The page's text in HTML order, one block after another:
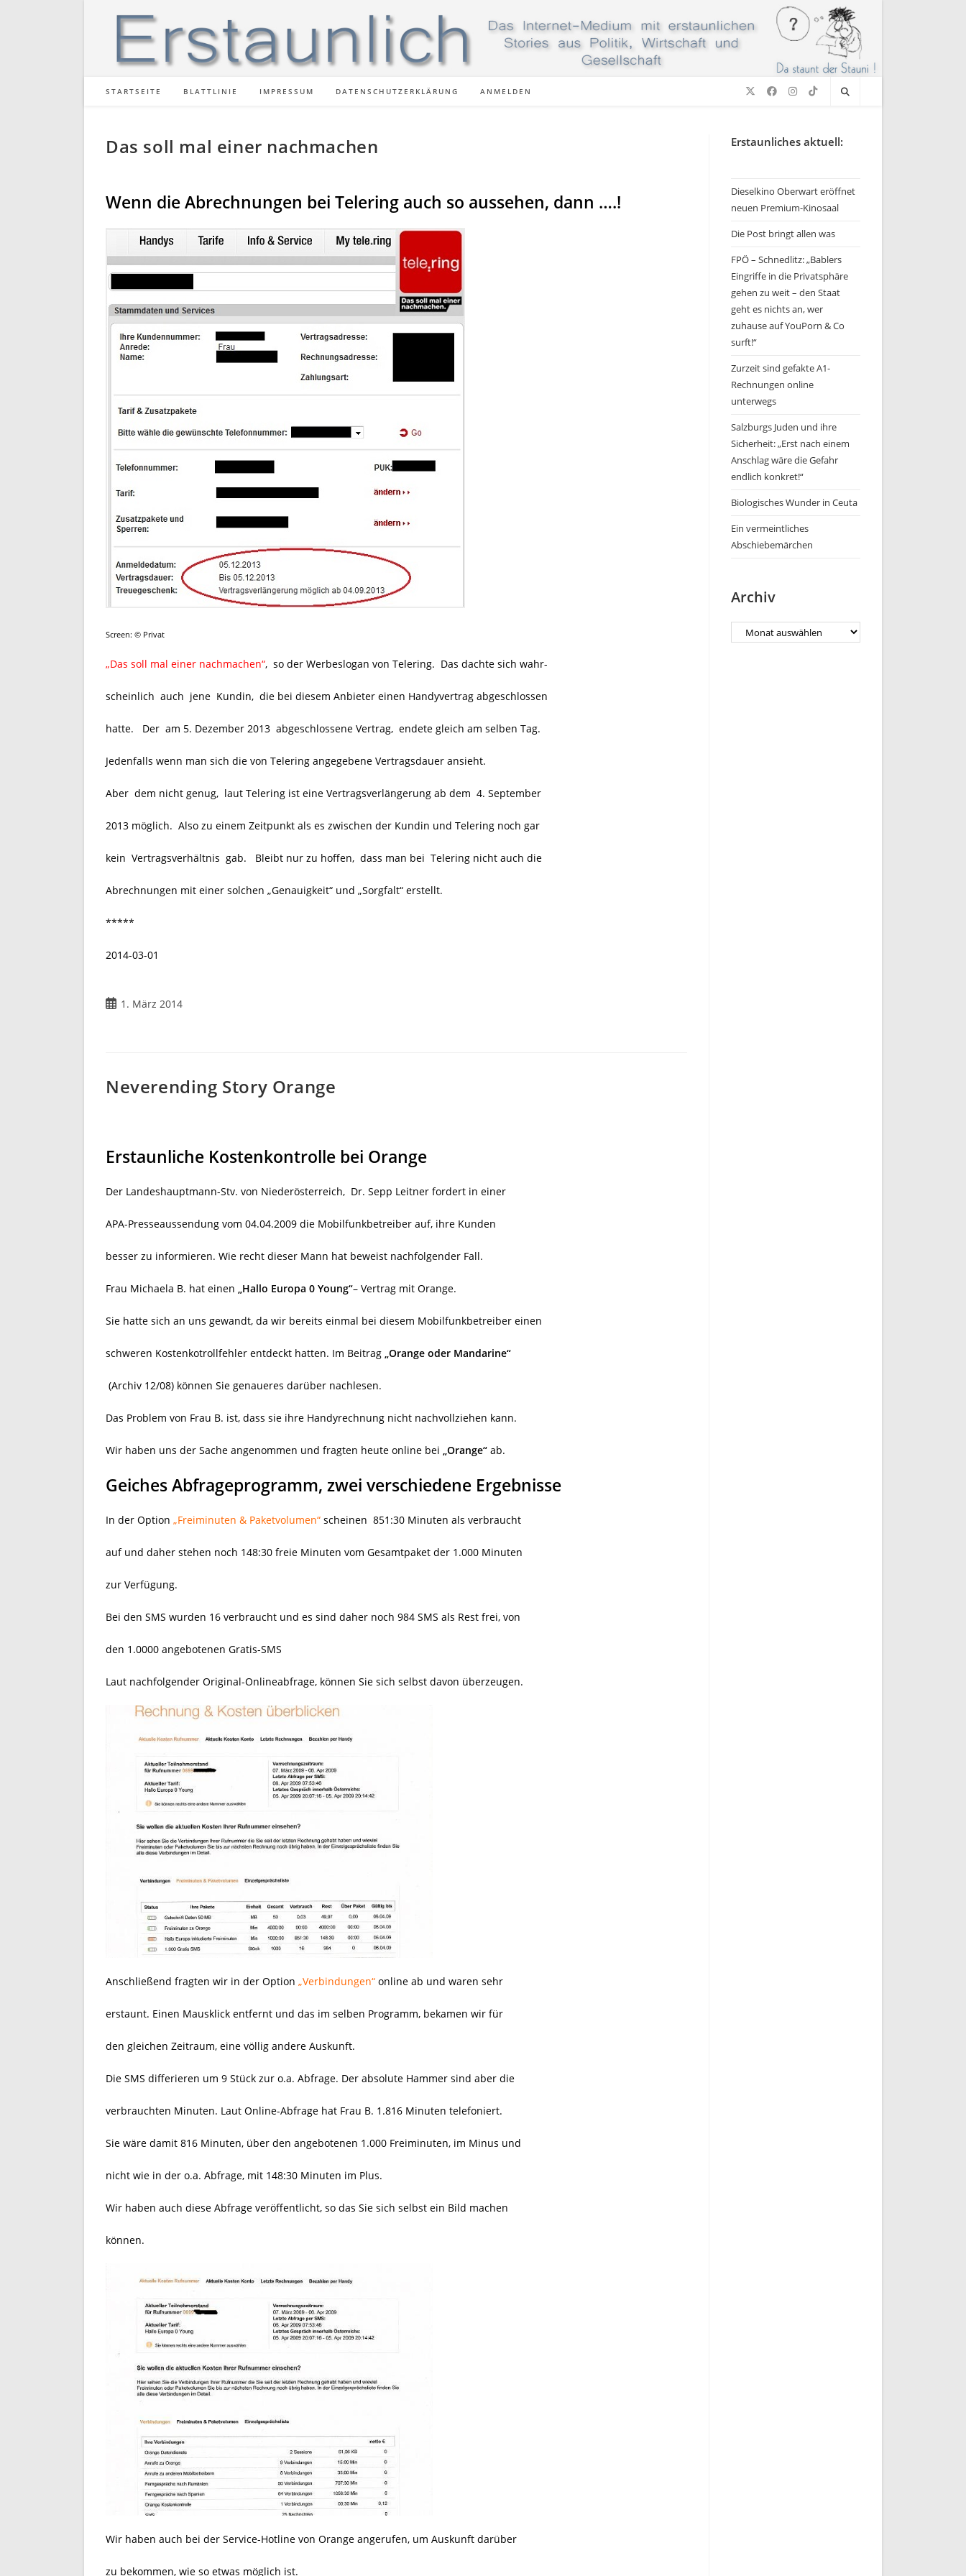
STARTSEITE BLATTLINIE IMPRESSUM DATENSCHUTZERKLÄRUNG ANMELDEN
Das soll mal einer nachmachen
Wenn die Abrechnungen bei Telering auch so aussehen, dann ….!
Screen: © Privat
„Das soll mal einer nachmachen“, so der Werbeslogan von Telering. Das dachte sich wahr-
scheinlich auch jene Kundin, die bei diesem Anbieter einen Handyvertrag abgeschlossen
hatte. Der am 5. Dezember 2013 abgeschlossene Vertrag, endete gleich am selben Tag.
Jedenfalls wenn man sich die von Telering angegebene Vertragsdauer ansieht.
Aber dem nicht genug, laut Telering ist eine Vertragsverlängerung ab dem 4. September
2013 möglich. Also zu einem Zeitpunkt als es zwischen der Kundin und Telering noch gar
kein Vertragsverhältnis gab. Bleibt nur zu hoffen, dass man bei Telering nicht auch die
Abrechnungen mit einer solchen „Genauigkeit“ und „Sorgfalt“ erstellt.
*****
2014-03-01
Beitrag1. März 2014
Neverending Story Orange
Erstaunliche Kostenkontrolle bei Orange
Der Landeshauptmann-Stv. von Niederösterreich, Dr. Sepp Leitner fordert in einer
APA-Presseaussendung vom 04.04.2009 die Mobilfunkbetreiber auf, ihre Kunden
besser zu informieren. Wie recht dieser Mann hat beweist nachfolgender Fall.
Frau Michaela B. hat einen „Hallo Europa 0 Young“– Vertrag mit Orange.
Sie hatte sich an uns gewandt, da wir bereits einmal bei diesem Mobilfunkbetreiber einen
schweren Kostenkotrollfehler entdeckt hatten. Im Beitrag „Orange oder Mandarine“
(Archiv 12/08) können Sie genaueres darüber nachlesen.
Das Problem von Frau B. ist, dass sie ihre Handyrechnung nicht nachvollziehen kann.
Wir haben uns der Sache angenommen und fragten heute online bei „Orange“ ab.
Geiches Abfrageprogramm, zwei verschiedene Ergebnisse
In der Option „Freiminuten & Paketvolumen“ scheinen 851:30 Minuten als verbraucht
auf und daher stehen noch 148:30 freie Minuten vom Gesamtpaket der 1.000 Minuten
zur Verfügung.
Bei den SMS wurden 16 verbraucht und es sind daher noch 984 SMS als Rest frei, von
den 1.0000 angebotenen Gratis-SMS
Laut nachfolgender Original-Onlineabfrage, können Sie sich selbst davon überzeugen.
Anschließend fragten wir in der Option „Verbindungen“ online ab und waren sehr
erstaunt. Einen Mausklick entfernt und das im selben Programm, bekamen wir für
den gleichen Zeitraum, eine völlig andere Auskunft.
Die SMS differieren um 9 Stück zur o.a. Abfrage. Der absolute Hammer sind aber die
verbrauchten Minuten. Laut Online-Abfrage hat Frau B. 1.816 Minuten telefoniert.
Sie wäre damit 816 Minuten, über den angebotenen 1.000 Freiminuten, im Minus und
nicht wie in der o.a. Abfrage, mit 148:30 Minuten im Plus.
Wir haben auch diese Abfrage veröffentlicht, so das Sie sich selbst ein Bild machen
können.
Wir haben auch bei der Service-Hotline von Orange angerufen, um Auskunft darüber
zu bekommen, wie so etwas möglich ist.
Erstaunliches aktuell:
Dieselkino Oberwart eröffnet
neuen Premium-Kinosaal
Die Post bringt allen was
FPÖ – Schnedlitz: „Bablers
Eingriffe in die Privatsphäre
gehen zu weit – den Staat
geht es nichts an, wer
zuhause auf YouPorn & Co
surft!“
Zurzeit sind gefakte A1-
Rechnungen online
unterwegs
Salzburgs Juden und ihre
Sicherheit: „Erst nach einem
Anschlag wäre die Gefahr
endlich konkret!“
Biologisches Wunder in Ceuta
Ein vermeintliches
Abschiebemärchen
Archiv
Archiv